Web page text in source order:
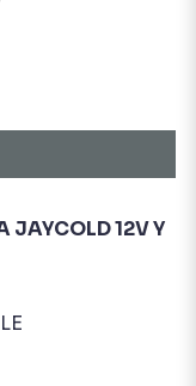
JAYCOLD 12V Y